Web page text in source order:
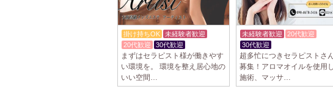
掛け持ちOK
未経験者歓迎
20代歓迎
30代歓迎
まずはセラピスト様が働きやす
い環境を。 環境を整え居心地の
いい空間…
未経験者歓迎
20代歓迎
30代歓迎
超多忙につきセラピストさ
募集！アロマオイルを使用
施術、マッサ…